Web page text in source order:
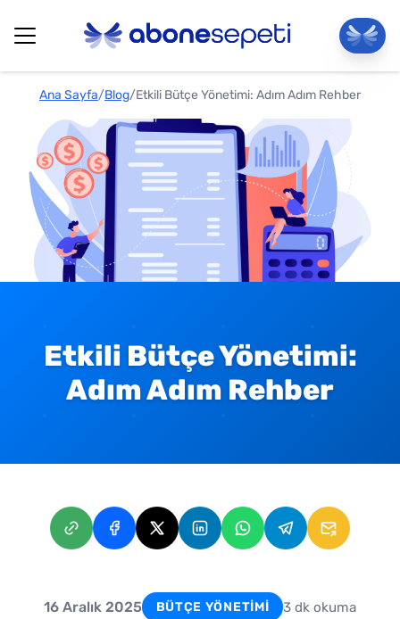
Ana Sayfa/Blog/Etkili Bütçe Yönetimi: Adım Adım Rehber
Etkili Bütçe Yönetimi:
Adım Adım Rehber
16 Aralık 2025 BÜTÇE YÖNETIMI 3 dk okuma